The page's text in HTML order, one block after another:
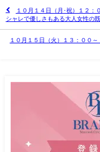
１０月１４日（月･祝）１２：
シャレで優しさもある大人女性の
１０月１５日（火）１３：００